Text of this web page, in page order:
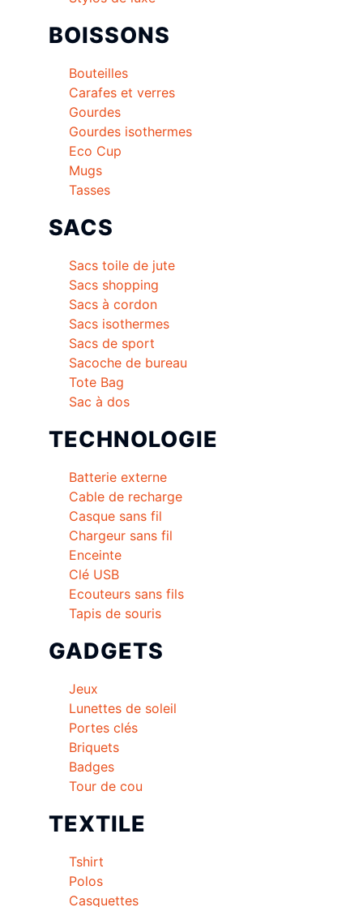
BOISSONS
Bouteilles
Carafes et verres
Gourdes
Gourdes isothermes
Eco Cup
Mugs
Tasses
SACS
Sacs toile de jute
Sacs shopping
Sacs à cordon
Sacs isothermes
Sacs de sport
Sacoche de bureau
Tote Bag
Sac à dos
TECHNOLOGIE
Batterie externe
Cable de recharge
Casque sans fil
Chargeur sans fil
Enceinte
Clé USB
Ecouteurs sans fils
Tapis de souris
GADGETS
Jeux
Lunettes de soleil
Portes clés
Briquets
Badges
Tour de cou
TEXTILE
Tshirt
Polos
Casquettes